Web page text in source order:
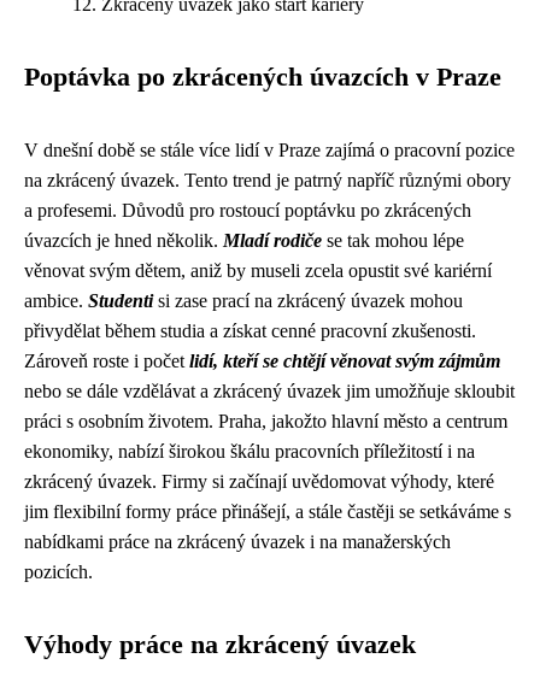
Zkrácený úvazek jako start kariéry
Poptávka po zkrácených úvazcích v Praze
V dnešní době se stále více lidí v Praze zajímá o pracovní pozice
na zkrácený úvazek. Tento trend je patrný napříč různými obory
a profesemi. Důvodů pro rostoucí poptávku po zkrácených
úvazcích je hned několik. Mladí rodiče se tak mohou lépe
věnovat svým dětem, aniž by museli zcela opustit své kariérní
ambice. Studentisi zase prací na zkrácený úvazek mohou
přivydělat během studia a získat cenné pracovní zkušenosti.
Zároveň roste i počet lidí, kteří se chtějí věnovat svým zájmům
nebo se dále vzdělávat a zkrácený úvazek jim umožňuje skloubit
práci s osobním životem. Praha, jakožto hlavní město a centrum
ekonomiky, nabízí širokou škálu pracovních příležitostí i na
zkrácený úvazek. Firmy si začínají uvědomovat výhody, které
jim flexibilní formy práce přinášejí, a stále častěji se setkáváme s
nabídkami práce na zkrácený úvazek i na manažerských
pozicích.
Výhody práce na zkrácený úvazek